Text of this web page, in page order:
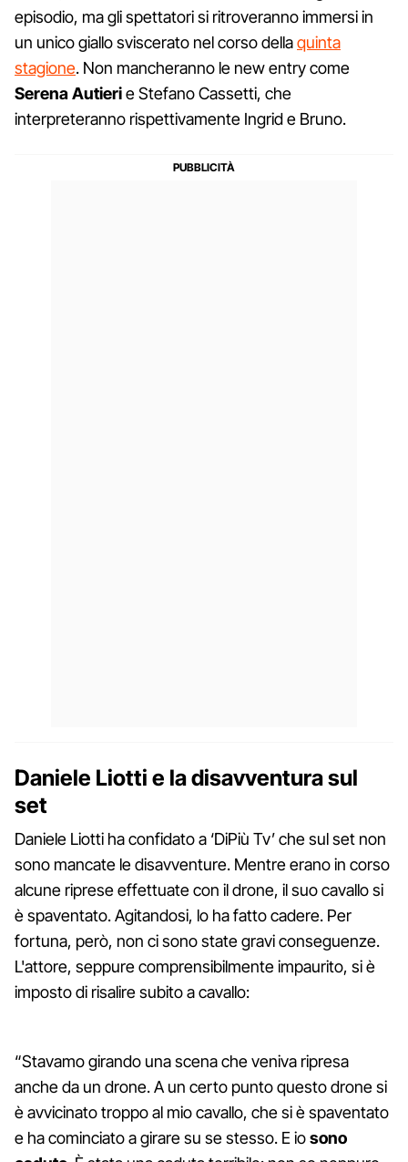
episodio, ma gli spettatori si ritroveranno immersi in
un unico giallo sviscerato nel corso dellaquinta
stagione. Non mancheranno le new entry come
Serena Autierie Stefano Cassetti, che
interpreteranno rispettivamente Ingrid e Bruno.
Daniele Liotti e la disavventura sul
set
Daniele Liotti ha confidato a ‘DiPiù Tv’ che sul set non
sono mancate le disavventure. Mentre erano in corso
alcune riprese effettuate con il drone, il suo cavallo si
è spaventato. Agitandosi, lo ha fatto cadere. Per
fortuna, però, non ci sono state gravi conseguenze.
L'attore, seppure comprensibilmente impaurito, si è
imposto di risalire subito a cavallo:
“Stavamo girando una scena che veniva ripresa
anche da un drone. A un certo punto questo drone si
è avvicinato troppo al mio cavallo, che si è spaventato
e ha cominciato a girare su se stesso. E iosono